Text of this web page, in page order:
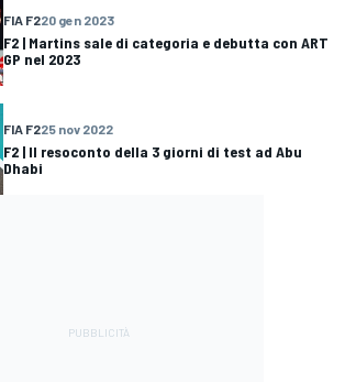
FIA F220 gen 2023
F2 | Martins sale di categoria e debutta con ART
GP nel 2023
FIA F225 nov 2022
F2 | Il resoconto della 3 giorni di test ad Abu
Dhabi